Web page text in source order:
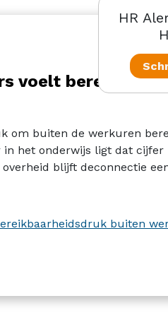
HR
voelt
om buiten de werkuren
het onderwijs ligt dat cijfer
blijft deconnectie
buiten